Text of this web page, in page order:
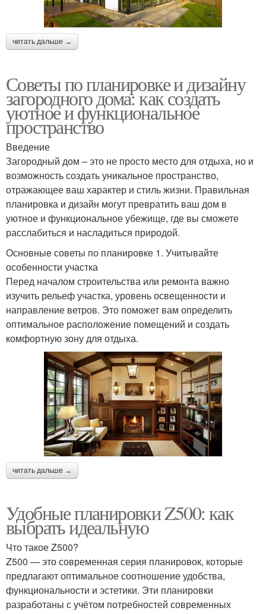
читать дальше →
Советы по планировке и дизайну
загородного дома: как создать
уютное и функциональное
пространство
Введение
Загородный дом – это не просто место для отдыха, но и
возможность создать уникальное пространство,
отражающее ваш характер и стиль жизни. Правильная
планировка и дизайн могут превратить ваш дом в
уютное и функциональное убежище, где вы сможете
расслабиться и насладиться природой.
Основные советы по планировке 1. Учитывайте
особенности участка
Перед началом строительства или ремонта важно
изучить рельеф участка, уровень освещенности и
направление ветров. Это поможет вам определить
оптимальное расположение помещений и создать
комфортную зону для отдыха.
читать дальше →
Удобные планировки Z500: как
выбрать идеальную
Что такое Z500?
Z500 — это современная серия планировок, которые
предлагают оптимальное соотношение удобства,
функциональности и эстетики. Эти планировки
разработаны с учётом потребностей современных